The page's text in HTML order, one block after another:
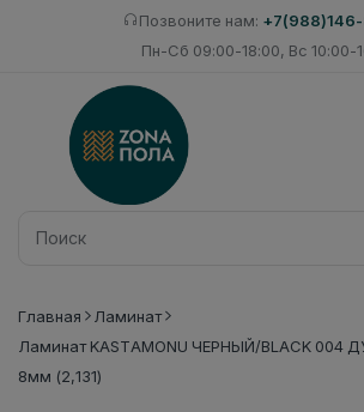
Позвоните нам:
Пн-Сб 09:00-18:00, Вс 10:00-
Главная
Ламинат
Ламинат KASTAMONU ЧЕРНЫЙ/BLACK 004
8мм (2,131)